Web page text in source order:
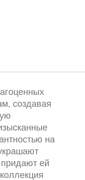
создавая
на
ей